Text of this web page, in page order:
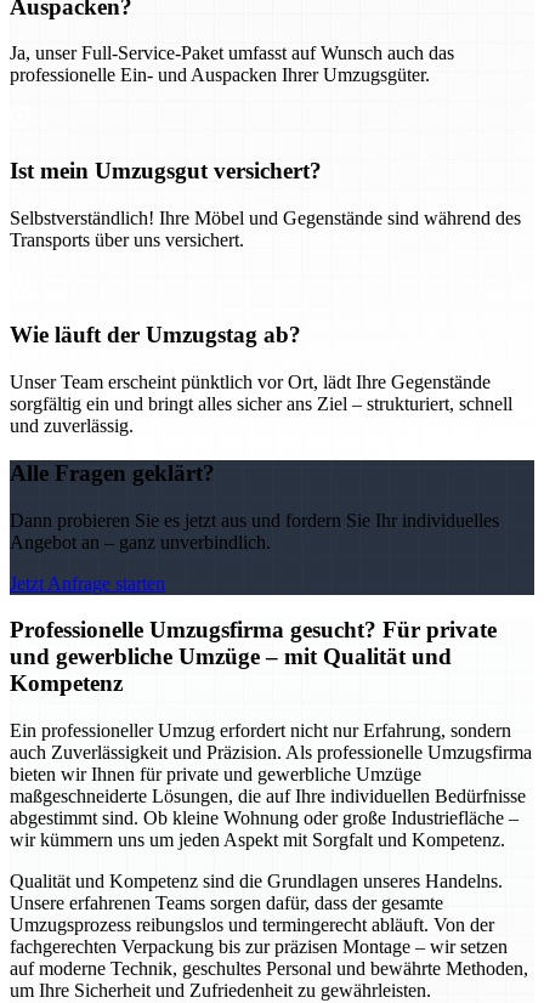
Auspacken?
Ja, unser Full-Service-Paket umfasst auf Wunsch auch das
professionelle Ein- und Auspacken Ihrer Umzugsgüter.
Ist mein Umzugsgut versichert?
Selbstverständlich! Ihre Möbel und Gegenstände sind während des
Transports über uns versichert.
Wie läuft der Umzugstag ab?
Unser Team erscheint pünktlich vor Ort, lädt Ihre Gegenstände
sorgfältig ein und bringt alles sicher ans Ziel – strukturiert, schnell
und zuverlässig.
Alle Fragen geklärt?
Dann probieren Sie es jetzt aus und fordern Sie Ihr individuelles
Angebot an – ganz unverbindlich.
Jetzt Anfrage starten
Professionelle Umzugsfirma gesucht? Für private
und gewerbliche Umzüge – mit Qualität und
Kompetenz
Ein professioneller Umzug erfordert nicht nur Erfahrung, sondern
auch Zuverlässigkeit und Präzision. Als professionelle Umzugsfirma
bieten wir Ihnen für private und gewerbliche Umzüge
maßgeschneiderte Lösungen, die auf Ihre individuellen Bedürfnisse
abgestimmt sind. Ob kleine Wohnung oder große Industriefläche –
wir kümmern uns um jeden Aspekt mit Sorgfalt und Kompetenz.
Qualität und Kompetenz sind die Grundlagen unseres Handelns.
Unsere erfahrenen Teams sorgen dafür, dass der gesamte
Umzugsprozess reibungslos und termingerecht abläuft. Von der
fachgerechten Verpackung bis zur präzisen Montage – wir setzen
auf moderne Technik, geschultes Personal und bewährte Methoden,
um Ihre Sicherheit und Zufriedenheit zu gewährleisten.